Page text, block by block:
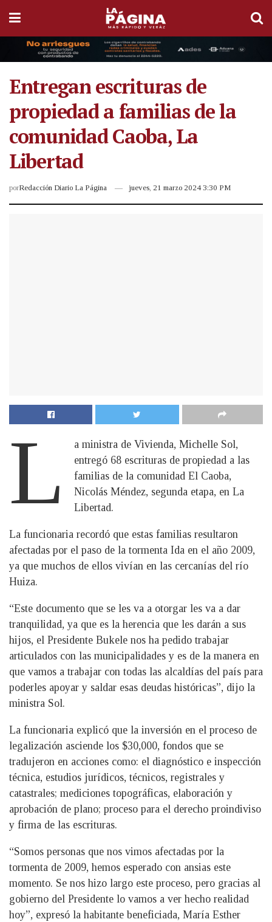
Entregan escrituras de
propiedad a familias de la
comunidad Caoba, La
Libertad
porRedacción Diario La Página jueves, 21 marzo 2024 3:30 PM
L
a ministra de Vivienda, Michelle Sol,
entregó 68 escrituras de propiedad a las
familias de la comunidad El Caoba,
Nicolás Méndez, segunda etapa, en La
Libertad.
La funcionaria recordó que estas familias resultaron
afectadas por el paso de la tormenta Ida en el año 2009,
ya que muchos de ellos vivían en las cercanías del río
Huiza.
“Este documento que se les va a otorgar les va a dar
tranquilidad, ya que es la herencia que les darán a sus
hijos, el Presidente Bukele nos ha pedido trabajar
articulados con las municipalidades y es de la manera en
que vamos a trabajar con todas las alcaldías del país para
poderles apoyar y saldar esas deudas históricas”, dijo la
ministra Sol.
La funcionaria explicó que la inversión en el proceso de
legalización asciende los $30,000, fondos que se
tradujeron en acciones como: el diagnóstico e inspección
técnica, estudios jurídicos, técnicos, registrales y
catastrales; mediciones topográficas, elaboración y
aprobación de plano; proceso para el derecho proindiviso
y firma de las escrituras.
“Somos personas que nos vimos afectadas por la
tormenta de 2009, hemos esperado con ansias este
momento. Se nos hizo largo este proceso, pero gracias al
gobierno del Presidente lo vamos a ver hecho realidad
hoy”, expresó la habitante beneficiada, María Esther